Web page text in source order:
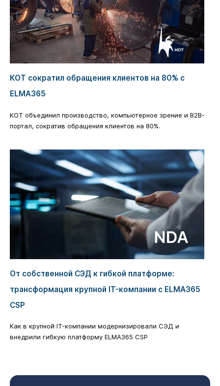
КОТ сократил обращения клиентов на 80% с
ELMA365
КОТ объединил производство, компьютерное зрение и B2B-
портал, сократив обращения клиентов на 80%.
От собственной СЭД к гибкой платформе:
трансформация крупной IT-компании с ELMA365
CSP
Как в крупной IT-компании модернизировали СЭД и
внедрили гибкую платформу ELMA365 CSP